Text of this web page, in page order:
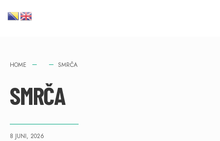
HOME SMRČA
SMRČA
8 JUNI, 2026